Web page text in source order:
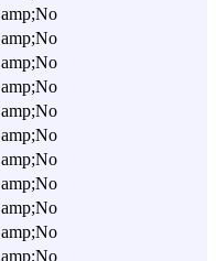
amp;No
amp;No
amp;No
amp;No
amp;No
amp;No
amp;No
amp;No
amp;No
amp;No
amp;No